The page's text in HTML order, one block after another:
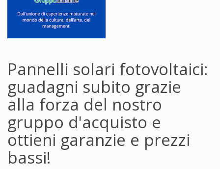
Pannelli solari fotovoltaici:
guadagni subito grazie
alla forza del nostro
gruppo d'acquisto e
ottieni garanzie e prezzi
bassi!